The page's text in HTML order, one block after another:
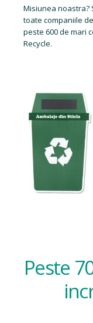
Misiunea noastra?
toate companiile
peste 600 de mari
Recycle.
Peste